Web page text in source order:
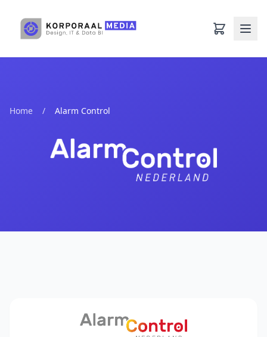
Home / Alarm Control